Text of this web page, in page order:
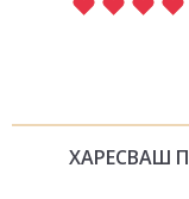
ХАРЕСВАШ